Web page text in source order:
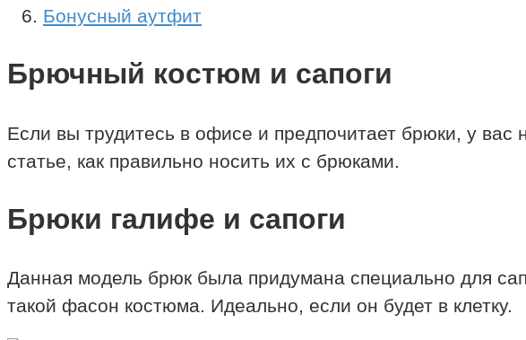
Бонусный аутфит
Брючный костюм и сапоги
Если вы трудитесь в офисе и предпочитает брюки, у
статье, как правильно носить их с брюками.
Брюки галифе и сапоги
Данная модель брюк была придумана специально для
такой фасон костюма. Идеально, если он будет в клетку.